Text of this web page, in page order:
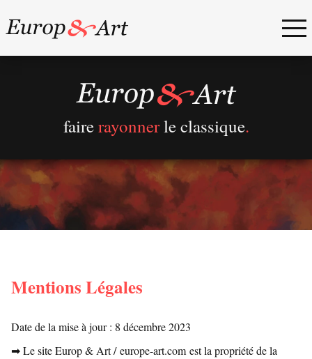
fairerayonnerle classique.
Mentions Légales
Date de la mise à jour : 8 décembre 2023
➡ Le site Europ & Art /europe-art.com est la propriété de la